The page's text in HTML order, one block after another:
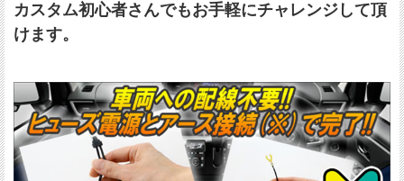
カスタム初心者さんでもお手軽にチャレンジして頂
けます。